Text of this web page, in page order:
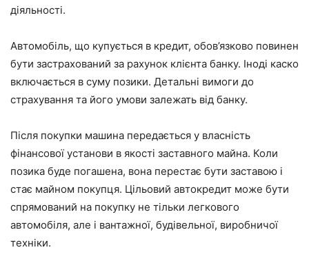
діяльності.
Автомобіль, що купується в кредит, обов’язково повинен
бути застрахований за рахунок клієнта банку. Іноді каско
включається в суму позики. Детальні вимоги до
страхування та його умови залежать від банку.
Після покупки машина передається у власність
фінансової установи в якості заставного майна. Коли
позика буде погашена, вона перестає бути заставою і
стає майном покупця. Цільовий автокредит може бути
спрямований на покупку не тільки легкового
автомобіля, але і вантажної, будівельної, виробничої
техніки.